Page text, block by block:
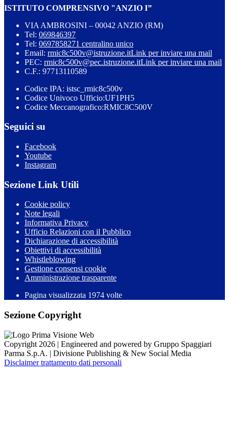
ISTITUTO COMPRENSIVO "ANZIO I”
VIA AMBROSINI – 00042 ANZIO (RM)
Tel: 069846397
Tel: 0697858271 centralino unico
Email: rmic8c500v@istruzione.itLink per inviare una mail
PEC: rmic8c500v@pec.istruzione.itLink per inviare una mail
C.F.: 97713110589
Codice IPA: istsc_rmic8c500v
Codice Univoco Ufficio:UF1PH5
Codice Meccanografico:RMIC8C500V
Seguici su
Facebook
Youtube
Instagram
Sezione Link Utili
Cookie policy
Note legali
Informativa Privacy
Ufficio Relazioni con il Pubblico
Dichiarazione di accessibilità
Obiettivi di accessibilità
Whistleblowing
Gestione consensi cookie
Amministrazione trasparente
Pagina visualizzata 1974 volte
Sezione Copyright
Copyright 2026 | Engineered and powered by Gruppo Spaggiari
Parma S.p.A. | Divisione Publishing & New Social Media
Disclaimer trattamento dati personali